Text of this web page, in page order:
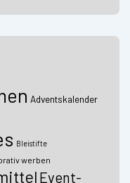
Adventskalender
Bleistifte
werben
Event-